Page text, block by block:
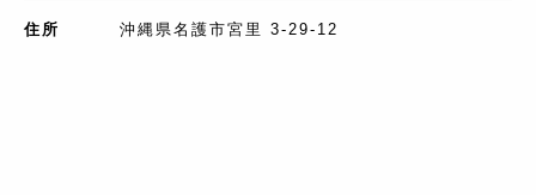
住所 沖縄県名護市宮里 3-29-12